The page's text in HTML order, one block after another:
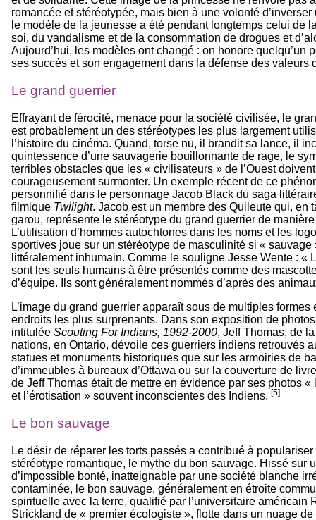
romancée et stéréotypée, mais bien à une volonté d’inverser
le modèle de la jeunesse a été pendant longtemps celui de
soi, du vandalisme et de la consommation de drogues et
Aujourd’hui, les modèles ont changé : on honore quelqu’un
ses succès et son engagement dans la défense des valeurs
Le grand guerrier
Effrayant de férocité, menace pour la société civilisée, le
est probablement un des stéréotypes les plus largement
l’histoire du cinéma. Quand, torse nu, il brandit sa lance, il
quintessence d’une sauvagerie bouillonnante de rage, le
terribles obstacles que les « civilisateurs » de l’Ouest doivent
courageusement surmonter. Un exemple récent de ce
personnifié dans le personnage Jacob Black du saga
filmique Twilight. Jacob est un membre des Quileute qui, en
garou, représente le stéréotype du grand guerrier de
L’utilisation d’hommes autochtones dans les noms et les
sportives joue sur un stéréotype de masculinité si « sauvage
littéralement inhumain. Comme le souligne Jesse Wente : «
sont les seuls humains à être présentés comme des
d’équipe. Ils sont généralement nommés d’après des
L’image du grand guerrier apparaît sous de multiples formes
endroits les plus surprenants. Dans son exposition de photos
intitulée Scouting For Indians, 1992-2000, Jeff Thomas, de
nations, en Ontario, dévoile ces guerriers indiens retrouvés
statues et monuments historiques que sur les armoiries de
d’immeubles à bureaux d’Ottawa ou sur la couverture de
de Jeff Thomas était de mettre en évidence par ses photos
et l’érotisation » souvent inconscientes des Indiens. [5]
Le bon sauvage
Le désir de réparer les torts passés a contribué à
stéréotype romantique, le mythe du bon sauvage. Hissé sur
d’impossible bonté, inatteignable par une société blanche
contaminée, le bon sauvage, généralement en étroite
spirituelle avec la terre, qualifié par l’universitaire américain
Strickland de « premier écologiste », flotte dans un nuage